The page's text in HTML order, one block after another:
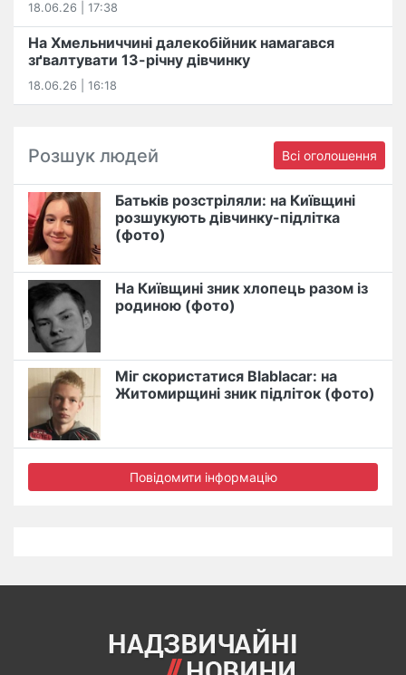
18.06.26 | 17:38
На Хмельниччині далекобійник намагався
зґвалтувати 13-річну дівчинку
18.06.26 | 16:18
Розшук людей Всі оголошення
Батьків розстріляли: на Київщині
розшукують дівчинку-підлітка
(фото)
На Київщині зник хлопець разом із
родиною (фото)
Міг скористатися Blablacar: на
Житомирщині зник підліток (фото)
Повідомити інформацію